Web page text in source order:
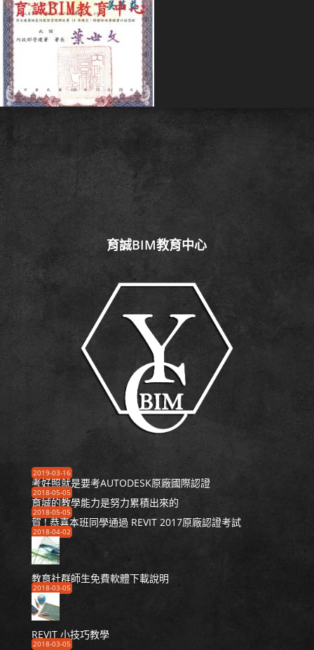
育誠BIM教育中心
2019-03-16
考好照就是要考AUTODESK原廠國際認證
2018-05-05
育誠的教學能力是努力累積出來的
2018-05-05
賀 ! 恭喜本班同學通過 REVIT 2017原廠認證考試
2018-04-02
教育社群師生免費軟體下載說明
2018-03-05
REVIT 小技巧教學
2018-03-05